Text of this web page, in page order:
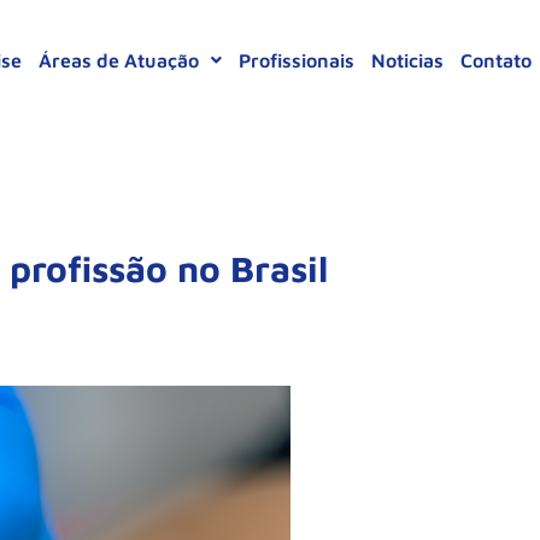
Áreas de Atuação Profissionais Noticias Contato
no Brasil